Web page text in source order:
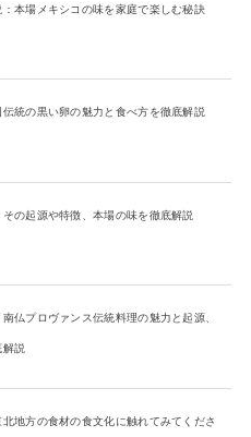
本場メキシコの味を家庭で楽しむ秘訣
統の黒い卵の魅力と食べ方を徹底解説
の起源や特徴、本場の味を徹底解説
仏プロヴァンス伝統料理の魅力と起源、
解説
地方の食材の食文化に触れてみてくださ